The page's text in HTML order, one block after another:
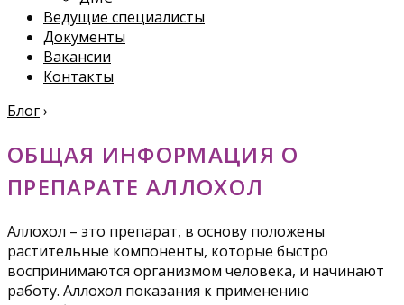
Ведущие специалисты
Документы
Вакансии
Контакты
Блог›
ОБЩАЯ ИНФОРМАЦИЯ О
ПРЕПАРАТЕ АЛЛОХОЛ
Аллохол – это препарат, в основу положены
растительные компоненты, которые быстро
воспринимаются организмом человека, и начинают
работу. Аллохол показания к применению